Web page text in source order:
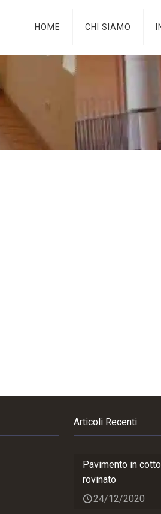
HOME CHI SIAMO
Articoli Recenti
Pavimento in cotto
rovinato
24/12/2020